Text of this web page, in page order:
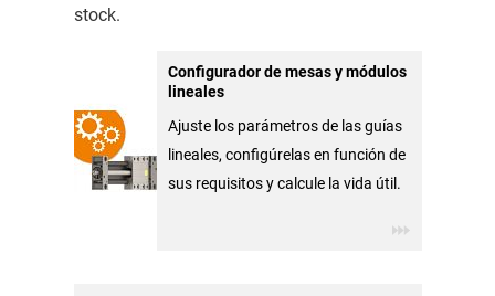
stock.
Configurador de mesas y módulos
lineales
Ajuste los parámetros de las guías
lineales, configúrelas en función de
sus requisitos y calcule la vida útil.